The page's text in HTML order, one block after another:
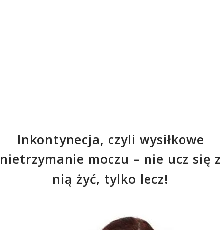
Inkontynecja, czyli wysiłkowe
nietrzymanie moczu – nie ucz się z
nią żyć, tylko lecz!